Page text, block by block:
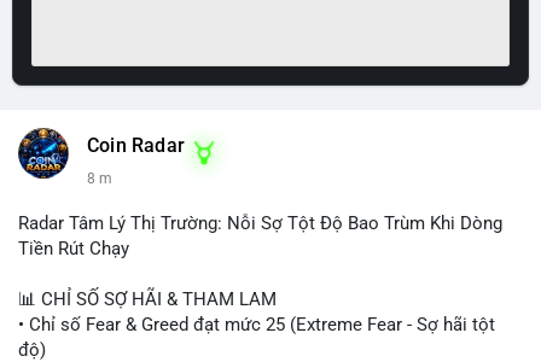
Coin Radar
8 m
Radar Tâm Lý Thị Trường: Nỗi Sợ Tột Độ Bao Trùm Khi Dòng
Tiền Rút Chạy
📊 CHỈ SỐ SỢ HÃI & THAM LAM
• Chỉ số Fear & Greed đạt mức 25 (Extreme Fear - Sợ hãi tột
độ)